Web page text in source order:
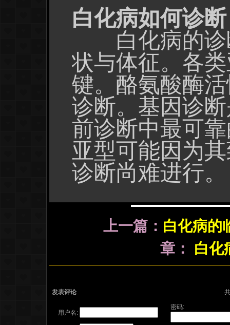
白化病如何诊
白化病的诊
状与体征。各
键。酪氨酸酶
诊断。基因诊
前诊断中最可
亚型可能因为
诊断尚难进行。
上一篇： 白化病的
章： 白化
发表评论
用户名:
密码: